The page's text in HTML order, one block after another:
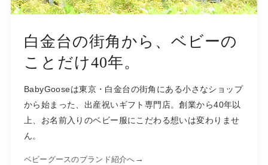
白金台の街角から、ベビーの
ことだけ40年。
BabyGooseは東京・白金台の街角にある小さなショップ
から始まった、出産祝いギフト専門店。創業から40年以
上、お名前入りのベビー服にこだわる想いは変わりませ
ん。
ベビーグースのブランド紹介へ →